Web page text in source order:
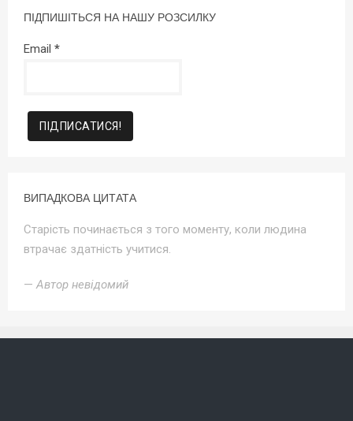
ПІДПИШІТЬСЯ НА НАШУ РОЗСИЛКУ
Email *
ВИПАДКОВА ЦИТАТА
Старість починається з того моменту, коли людина
втрачає здатність учитися.
—Автор невідомий